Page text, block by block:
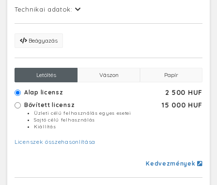
Technikai adatok:
Beágyazás
Letöltés Vászon Papír
Alap licensz 2 500 HUF
Bővített licensz 15 000 HUF
Üzleti célú felhasználás egyes esetei
Sajtó célú felhasználás
Kiállítás
Licenszek összehasonlítása
Kedvezmények